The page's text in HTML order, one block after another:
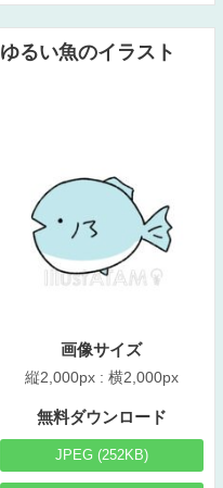
ゆるい魚のイラスト
画像サイズ
縦2,000px : 横2,000px
無料ダウンロード
JPEG (252KB)